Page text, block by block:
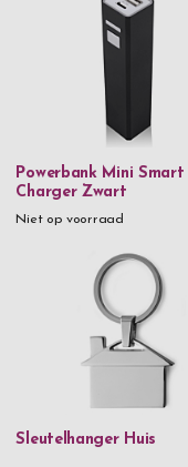
Laguiole
Love Rose
LSA
Miyabi
Nachtmann
Spiegelau
Stackers
Verona
Powerbank Mini Smart
Charger Zwart
Niet op voorraad
Sleutelhanger Huis